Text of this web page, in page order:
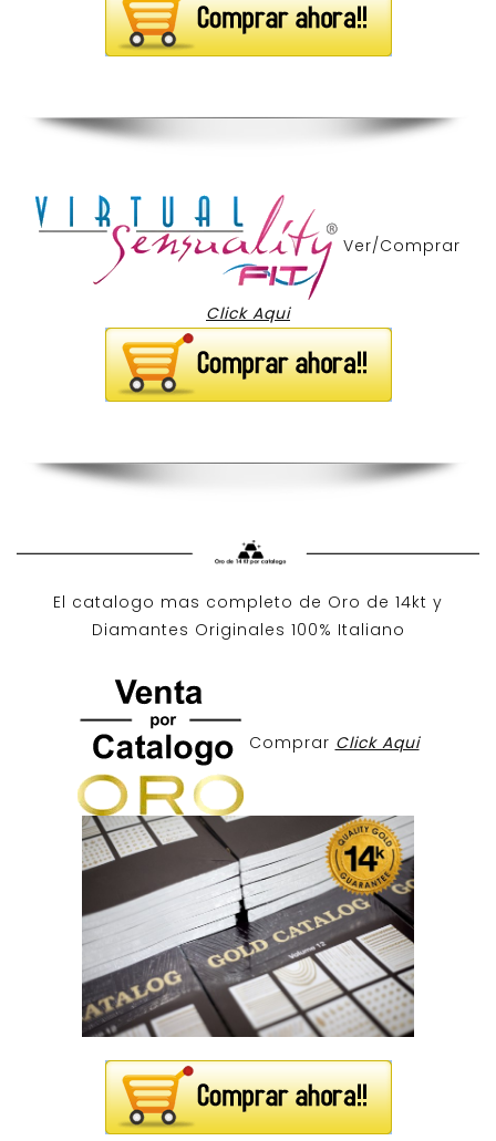
Ver/Comprar
Click Aqui
El catalogo mas completo de Oro de 14kt y
Diamantes Originales 100% Italiano
Comprar Click Aqui